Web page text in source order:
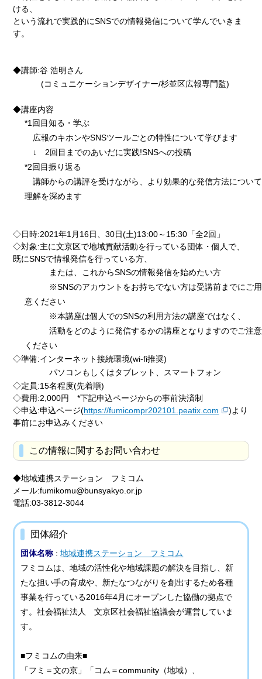
ける、
という流れで実践的にSNSでの情報発信について学んでいきま
す。
◆講師:谷 浩明さん
(コミュニケーションデザイナー/杉並区広報専門監)
◆講座内容
*1回目知る・学ぶ
広報のキホンやSNSツールごとの特性について学びます
↓ 2回目までのあいだに実践!SNSへの投稿
*2回目振り返る
講師からの講評を受けながら、より効果的な発信方法について
理解を深めます
◇日時:2021年1月16日、30日(土)13:00～15:30「全2回」
◇対象:主に文京区で地域貢献活動を行っている団体・個人で、
既にSNSで情報発信を行っている方、
または、これからSNSの情報発信を始めたい方
※SNSのアカウントをお持ちでない方は受講前までにご用
意ください
※本講座は個人でのSNSの利用方法の講座ではなく、
活動をどのように発信するかの講座となりますのでご注意
ください
◇準備:インターネット接続環境(wi-fi推奨)
パソコンもしくはタブレット、スマートフォン
◇定員:15名程度(先着順)
◇費用:2,000円 *下記申込ページからの事前決済制
◇申込:申込ページ(https://fumicompr202101.peatix.com
)より
事前にお申込みください
この情報に関するお問い合わせ
◆地域連携ステーション フミコム
メール:fumikomu@bunsyakyo.or.jp
電話:03-3812-3044
団体紹介
団体名称 :地域連携ステーション フミコム
フミコムは、地域の活性化や地域課題の解決を目指し、新
たな担い手の育成や、新たなつながりを創出するため各種
事業を行っている2016年4月にオープンした協働の拠点で
す。社会福祉法人 文京区社会福祉協議会が運営していま
す。
■フミコムの由来■
「フミ＝文の京」「コム＝community（地域）、